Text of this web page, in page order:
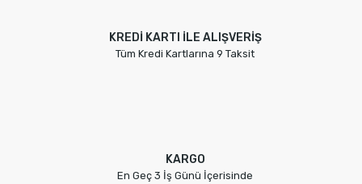
KREDİ KARTI İLE ALIŞVERİŞ
Tüm Kredi Kartlarına 9 Taksit
KARGO
En Geç 3 İş Günü İçerisinde